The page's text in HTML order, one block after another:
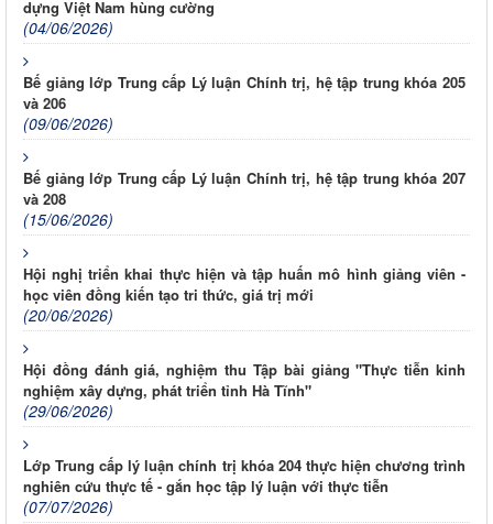
dựng Việt Nam hùng cường
(04/06/2026)
Bế giảng lớp Trung cấp Lý luận Chính trị, hệ tập trung khóa 205
và 206
(09/06/2026)
Bế giảng lớp Trung cấp Lý luận Chính trị, hệ tập trung khóa 207
và 208
(15/06/2026)
Hội nghị triển khai thực hiện và tập huấn mô hình giảng viên -
học viên đồng kiến tạo tri thức, giá trị mới
(20/06/2026)
Hội đồng đánh giá, nghiệm thu Tập bài giảng "Thực tiễn kinh
nghiệm xây dựng, phát triển tỉnh Hà Tĩnh"
(29/06/2026)
Lớp Trung cấp lý luận chính trị khóa 204 thực hiện chương trình
nghiên cứu thực tế - gắn học tập lý luận với thực tiễn
(07/07/2026)